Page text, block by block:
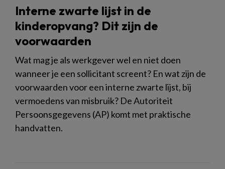
Interne zwarte lijst in de
kinderopvang? Dit zijn de
voorwaarden
Wat mag je als werkgever wel en niet doen
wanneer je een sollicitant screent? En wat zijn de
voorwaarden voor een interne zwarte lijst, bij
vermoedens van misbruik? De Autoriteit
Persoonsgegevens (AP) komt met praktische
handvatten.